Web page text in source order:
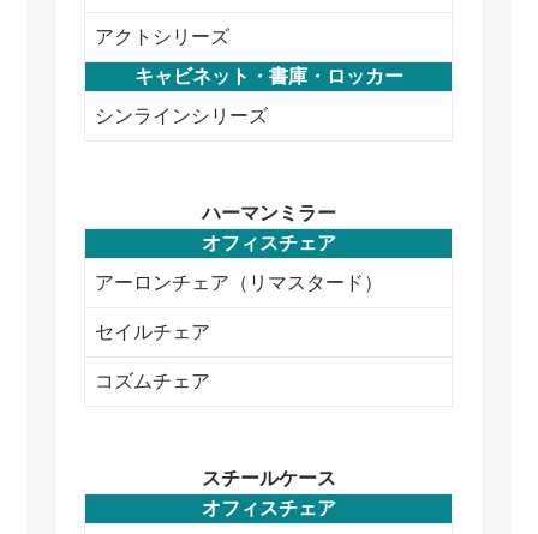
アクトシリーズ
キャビネット・書庫・ロッカー
シンラインシリーズ
ハーマンミラー
オフィスチェア
アーロンチェア（リマスタード）
セイルチェア
コズムチェア
スチールケース
オフィスチェア